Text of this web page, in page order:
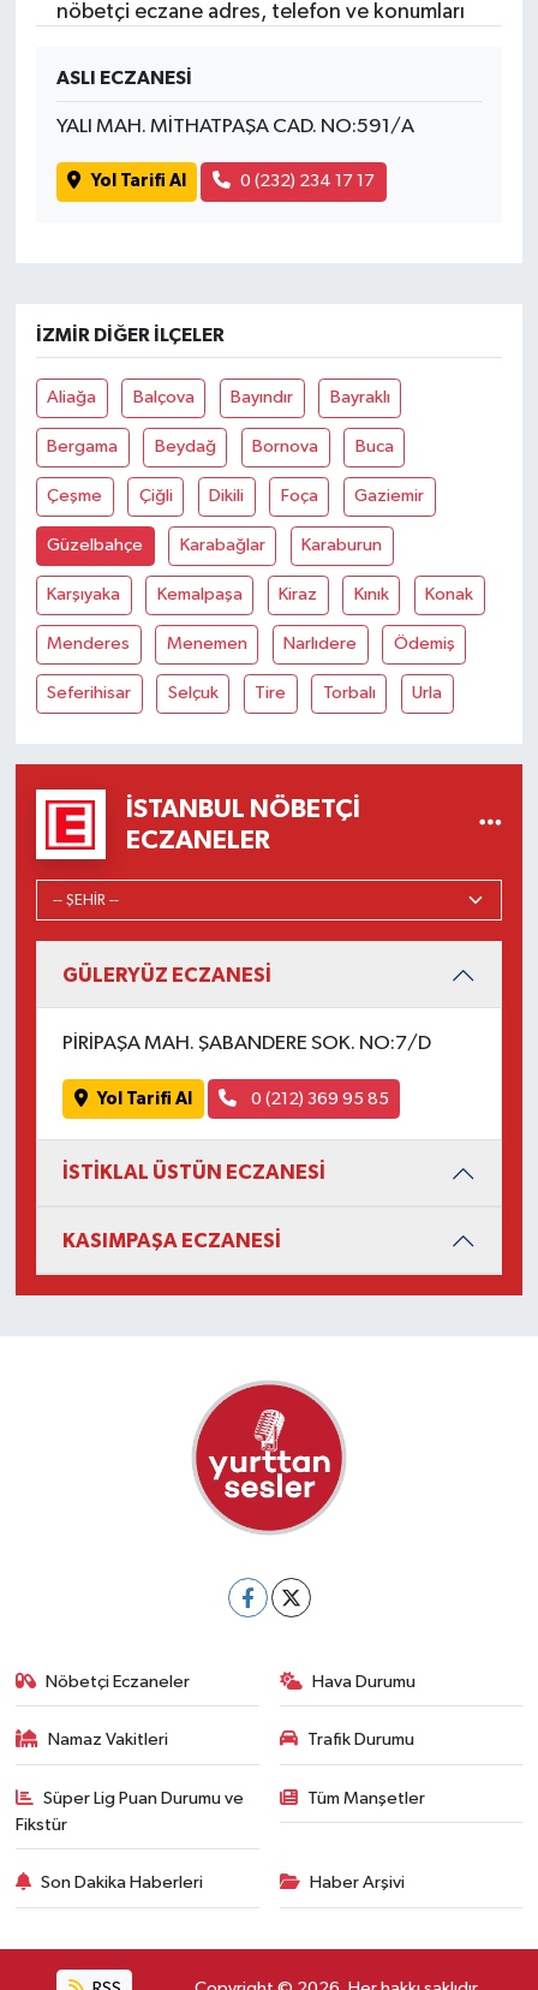
nöbetçi eczane adres, telefon ve konumları
ASLI ECZANESİ
YALI MAH. MİTHATPAŞA CAD. NO:591/A
Yol Tarifi Al 0 (232) 234 17 17
İZMIR DIĞER İLÇELER
Aliağa Balçova Bayındır Bayraklı
Bergama Beydağ Bornova Buca
Çeşme Çiğli Dikili Foça Gaziemir
Güzelbahçe Karabağlar Karaburun
Karşıyaka Kemalpaşa Kiraz Kınık Konak
Menderes Menemen Narlıdere Ödemiş
Seferihisar Selçuk Tire Torbalı Urla
İSTANBUL NÖBETÇI
ECZANELER
GÜLERYÜZ ECZANESİ
PİRİPAŞA MAH. ŞABANDERE SOK. NO:7/D
Yol Tarifi Al 0 (212) 369 95 85
İSTİKLAL ÜSTÜN ECZANESİ
KASIMPAŞA ECZANESİ
Nöbetçi Eczaneler Hava Durumu
Namaz Vakitleri Trafik Durumu
Süper Lig Puan Durumu ve
Fikstür
Tüm Manşetler
Son Dakika Haberleri Haber Arşivi